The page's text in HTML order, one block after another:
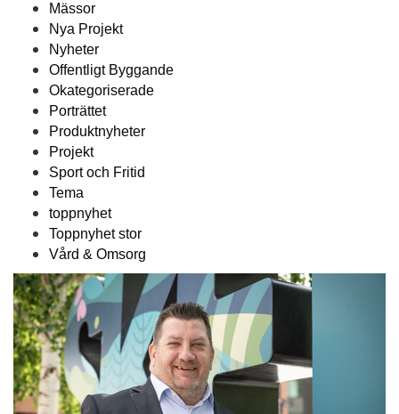
Mässor
Nya Projekt
Nyheter
Offentligt Byggande
Okategoriserade
Porträttet
Produktnyheter
Projekt
Sport och Fritid
Tema
toppnyhet
Toppnyhet stor
Vård & Omsorg